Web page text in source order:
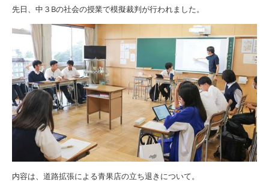
先日、中３Bの社会の授業で模擬裁判が行われました。
内容は、道路拡張による青果店の立ち退きについて。